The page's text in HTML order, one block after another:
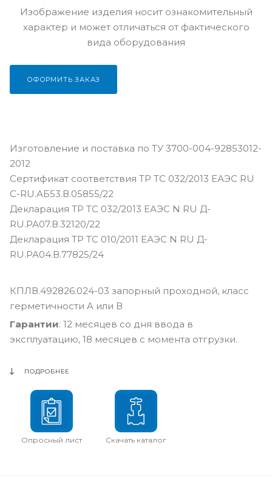
Изготовление и поставка по ТУ 3700-004-92853012-
2012
Сертификат соответствия ТР ТС 032/2013 ЕАЭС RU
С-RU.АБ53.В.05855/22
Декларация ТР ТС 032/2013 ЕАЭС N RU Д-
RU.РА07.В.32120/22
Декларация ТР ТС 010/2011 ЕАЭС N RU Д-
RU.РА04.В.77825/24
КПЛВ.492826.024-03 запорный проходной, класс
герметичности A или В
Гарантии: 12 месяцев со дня ввода в
эксплуатацию, 18 месяцев с момента отгрузки.
ПОДРОБНЕЕ
Опросный лист Скачать каталог
Изображение изделия носит ознакомительный
характер и может отличаться от фактического
вида оборудования
ОФОРМИТЬ ЗАКАЗ